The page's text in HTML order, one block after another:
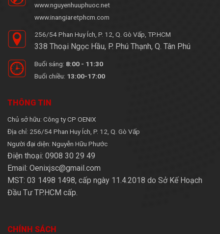
www.nguyenhuuphuoc.net
www.inangiaretphcm.com
256/54 Phan Huy Ích, P. 12, Q. Gò Vấp, TP.HCM
338 Thoại Ngọc Hầu, P. Phú Thạnh, Q. Tân Phú
Buổi sáng: 8:00 - 11:30
Buổi chiều: 13:00-17:00
THÔNG TIN
Chủ sở hữu: Công ty CP OENIX
Địa chỉ: 256/54 Phan Huy Ích, P. 12, Q. Gò Vấp
Người đại diện: Nguyễn Hữu Phước
Điện thoại: 0908 30 29 49
Email: Oenixjsc@gmail.com
MST: 03 1498 1498, cấp ngày 11.4.2018 do Sở Kế Hoạch
Đầu Tư TP.HCM cấp.
CHÍNH SÁCH